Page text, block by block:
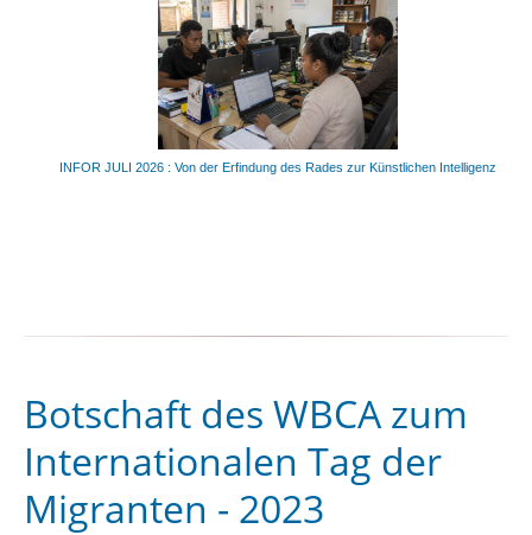
INFOR JULI 2026 : Von der Erfindung des Rades zur Künstlichen Intelligenz
Botschaft des WBCA zum
Internationalen Tag der
Migranten - 2023